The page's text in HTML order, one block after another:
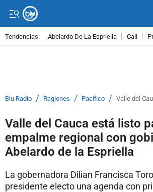
Tendencias: Abelardo De La Espriella Cali
Blu Radio / Regiones / Pacífico / Valle del
Valle del Cauca está listo
empalme regional con
Abelardo de la Espriella
La gobernadora Dilian Francisca
presidente electo una agenda con